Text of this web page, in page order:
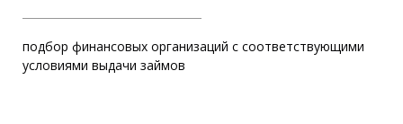
подбор финансовых организаций с соответствующими
условиями выдачи займов